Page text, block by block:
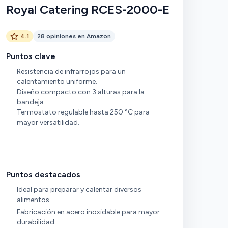
Royal Catering RCES-2000-EGO
4.1 28 opiniones en Amazon
Puntos clave
Resistencia de infrarrojos para un
calentamiento uniforme.
Diseño compacto con 3 alturas para la
bandeja.
Termostato regulable hasta 250 °C para
mayor versatilidad.
Puntos destacados
Ideal para preparar y calentar diversos
alimentos.
Fabricación en acero inoxidable para mayor
durabilidad.